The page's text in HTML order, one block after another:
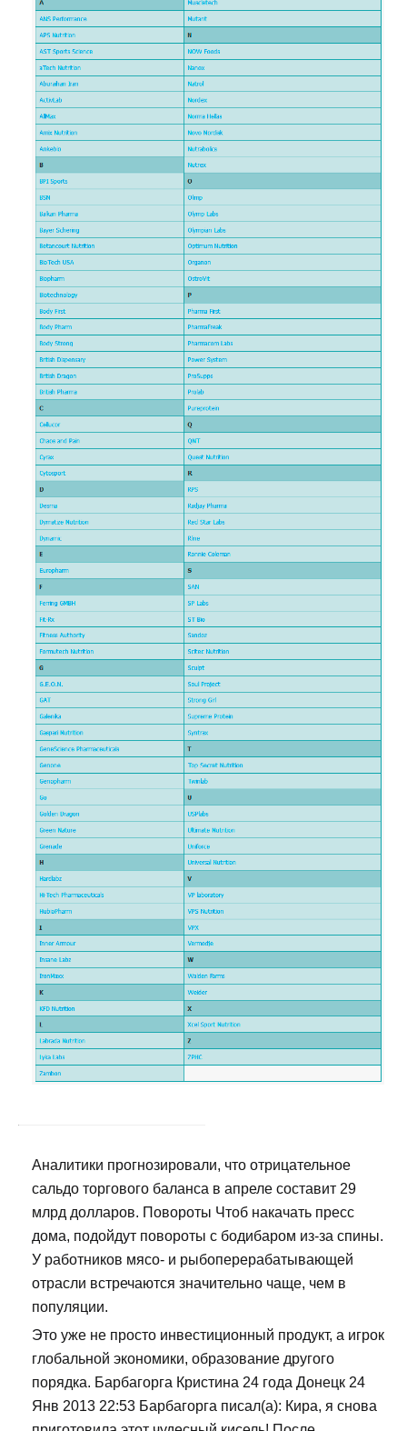
Аналитики прогнозировали, что отрицательное
сальдо торгового баланса в апреле составит 29
млрд долларов. Повороты Чтоб накачать пресс
дома, подойдут повороты с бодибаром из-за спины.
У работников мясо- и рыбоперерабатывающей
отрасли встречаются значительно чаще, чем в
популяции.
Это уже не просто инвестиционный продукт, а игрок
глобальной экономики, образование другого
порядка. Барбагорга Кристина 24 года Донецк 24
Янв 2013 22:53 Барбагорга писал(а): Кира, я снова